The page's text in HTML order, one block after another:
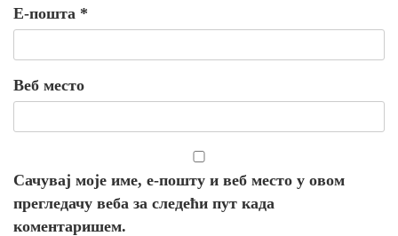
Е-пошта *
Веб место
Сачувај моје име, е-пошту и веб место у овом
прегледачу веба за следећи пут када
коментаришем.